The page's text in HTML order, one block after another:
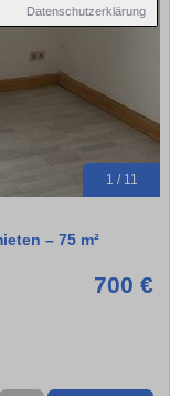
Datenschutzerklärung
1 / 11
– 75 m²
700 €